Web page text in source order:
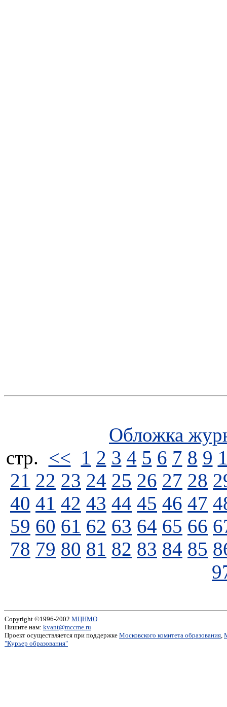
Обложка
стp. << 1 2 3 4 5 6 7 8 9
21 22 23 24 25 26 27 28
40 41 42 43 44 45 46 47
59 60 61 62 63 64 65 66
78 79 80 81 82 83 84 85
Copyright ©1996-2002 МЦНМО
Пишите нам: kvant@mccme.ru
Проект осуществляется при поддержке Московского комитета образования,
"Курьер образования"